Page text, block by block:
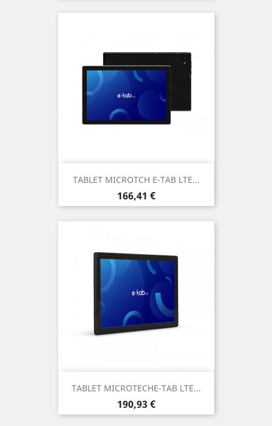
TABLET MICROTCH E-TAB LTE...
Prezzo
166,41 €
TABLET MICROTECHE-TAB LTE...
Prezzo
190,93 €